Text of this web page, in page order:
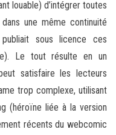
louable) d’intégrer toutes
une même continuité
sous licence ces
Le tout résulte en un
satisfaire les lecteurs
trop complexe, utilisant
(héroïne liée à la version
récents du webcomic